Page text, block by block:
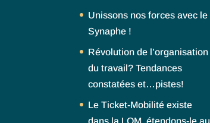
Unissons nos forces avec le
Synaphe !
Révolution de l’organisation
du travail? Tendances
constatées et…pistes!
Le Ticket-Mobilité existe
dans la LOM, étendons-le au